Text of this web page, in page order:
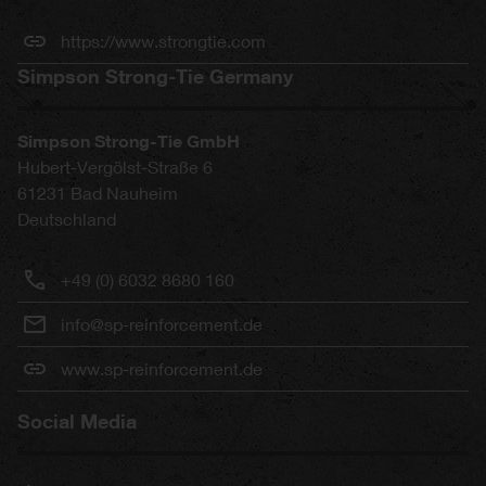
https://www.strongtie.com
Simpson Strong-Tie Germany
Simpson Strong-Tie GmbH
Hubert-Vergölst-Straße 6
61231 Bad Nauheim
Deutschland
+49 (0) 6032 8680 160
info@sp-reinforcement.de
www.sp-reinforcement.de
Social Media